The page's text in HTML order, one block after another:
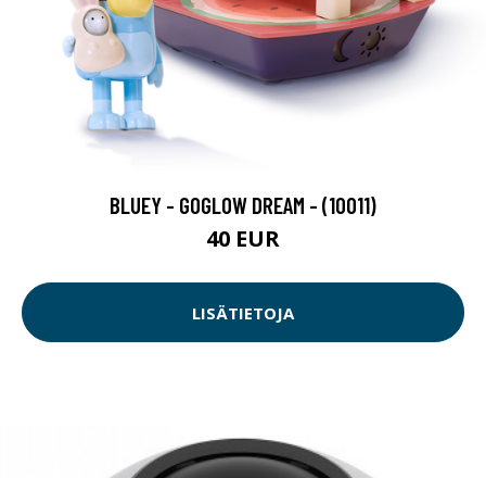
BLUEY - GOGLOW DREAM - (10011)
40 EUR
LISÄTIETOJA